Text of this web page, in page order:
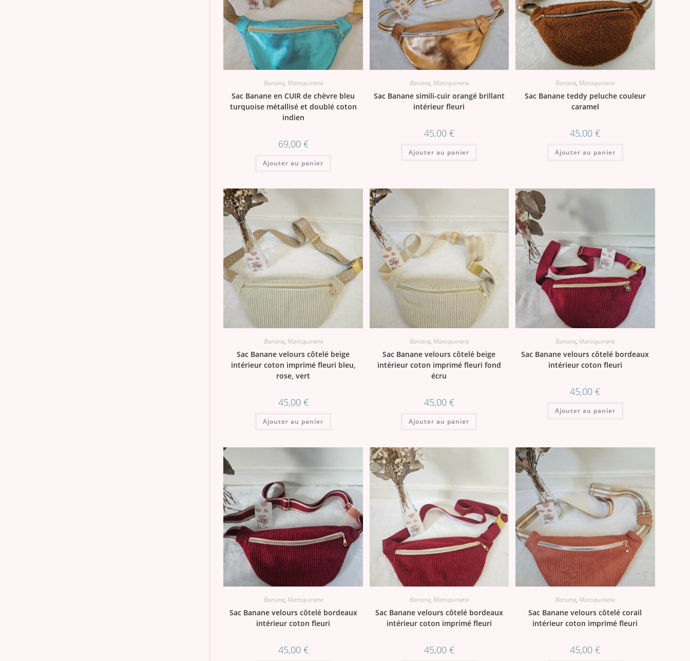
Banane, Maroquinerie
Sac Banane en CUIR de chèvre bleu
turquoise métallisé et doublé coton
indien
69,00 €
Ajouter au panier
Banane, Maroquinerie
Sac Banane simili-cuir orangé brillant
intérieur fleuri
45,00 €
Ajouter au panier
Banane,Maroquinerie
Sac Banane teddy peluche couleur
caramel
45,00€
Ajouter au panier
Banane, Maroquinerie
Sac Banane velours côtelé beige
intérieur coton imprimé fleuri bleu,
rose, vert
45,00 €
Ajouter au panier
Banane, Maroquinerie
Sac Banane velours côtelé beige
intérieur coton imprimé fleuri fond
écru
45,00 €
Ajouter au panier
Banane,Maroquinerie
Sac Banane velours côtelé bordeaux
intérieur coton fleuri
45,00€
Ajouter au panier
Banane, Maroquinerie
Sac Banane velours côtelé bordeaux
intérieur coton fleuri
45,00 €
Banane, Maroquinerie
Sac Banane velours côtelé bordeaux
intérieur coton imprimé fleuri
45,00 €
Banane,Maroquinerie
Sac Banane velours côtelé corail
intérieur coton imprimé fleuri
45,00€